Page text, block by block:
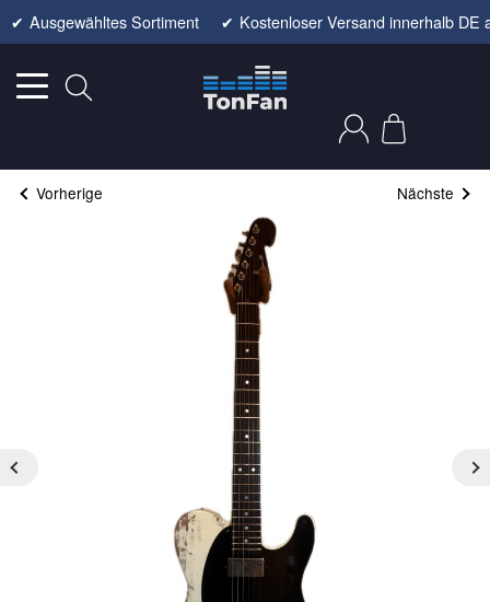
✔ Ausgewähltes Sortiment ✔ Kostenloser Versand innerhalb DE
Vorherige Nächste